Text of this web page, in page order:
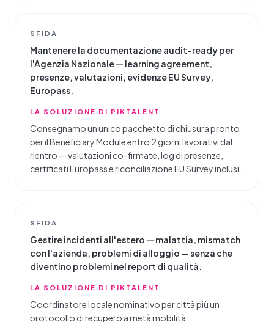
SFIDA
Mantenere la documentazione audit-ready per
l'Agenzia Nazionale — learning agreement,
presenze, valutazioni, evidenze EU Survey,
Europass.
LA SOLUZIONE DI PIKTALENT
Consegnamo un unico pacchetto di chiusura pronto
per il Beneficiary Module entro 2 giorni lavorativi dal
rientro — valutazioni co-firmate, log di presenze,
certificati Europass e riconciliazione EU Survey inclusi.
SFIDA
Gestire incidenti all'estero — malattia, mismatch
con l'azienda, problemi di alloggio — senza che
diventino problemi nel report di qualità.
LA SOLUZIONE DI PIKTALENT
Coordinatore locale nominativo per città più un
protocollo di recupero a metà mobilità